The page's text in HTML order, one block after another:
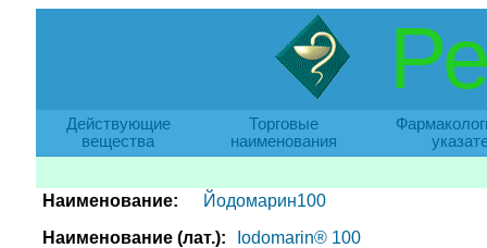
Действующие
вещества
Торговые
наименования
Наименование:
Йодомарин100
Наименование (лат.):
Iodomarin® 100